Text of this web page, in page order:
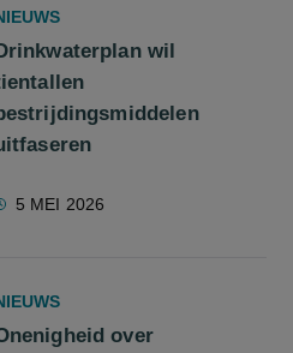
wil
5 MEI 2026
over